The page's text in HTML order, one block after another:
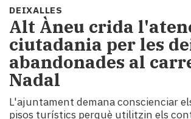
Societat
Política
i
municipis
Economia
i
Cultura
DEIXALLES
Alt Àneu crida
ciutadania per les
abandonades al
Nadal
L'ajuntament demana conscienciar
pisos turístics perquè utilitzin els